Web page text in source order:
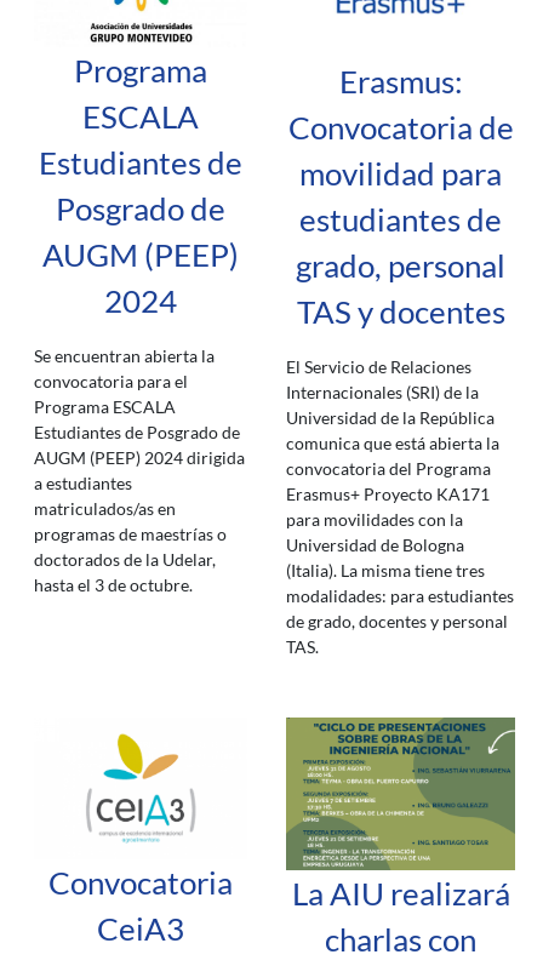
Programa
ESCALA
Estudiantes de
Posgrado de
AUGM (PEEP)
2024
Se encuentran abierta la
convocatoria para el
Programa ESCALA
Estudiantes de Posgrado de
AUGM (PEEP) 2024 dirigida
a estudiantes
matriculados/as en
programas de maestrías o
doctorados de la Udelar,
hasta el 3 de octubre.
Erasmus:
Convocatoria de
movilidad para
estudiantes de
grado, personal
TAS y docentes
El Servicio de Relaciones
Internacionales (SRI) de la
Universidad de la República
comunica que está abierta la
convocatoria del Programa
Erasmus+ Proyecto KA171
para movilidades con la
Universidad de Bologna
(Italia). La misma tiene tres
modalidades: para estudiantes
de grado, docentes y personal
TAS.
Convocatoria
CeiA3
La AIU realizará
charlas con